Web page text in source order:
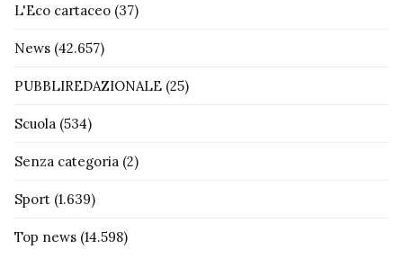
L'Eco cartaceo (37)
News (42.657)
PUBBLIREDAZIONALE (25)
Scuola (534)
Senza categoria (2)
Sport (1.639)
Top news (14.598)